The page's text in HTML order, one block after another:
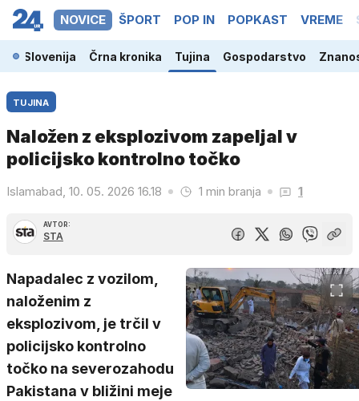
NOVICE ŠPORT POP IN POPKAST VREME
Slovenija Črna kronika Tujina Gospodarstvo
TUJINA
Naložen z eksplozivom zapeljal v
policijsko kontrolno točko
Islamabad, 10. 05. 2026 16.18 1 min branja 1
AVTOR:
STA
Napadalec z vozilom,
naloženim z
eksplozivom, je trčil v
policijsko kontrolno
točko na severozahodu
Pakistana v bližini meje